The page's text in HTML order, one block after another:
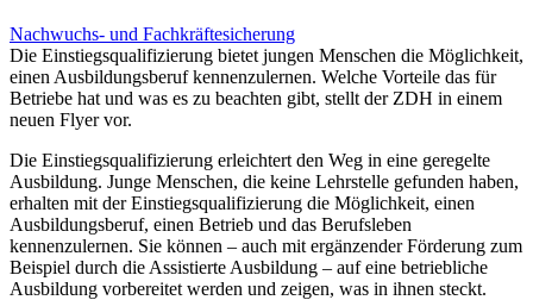
Nachwuchs- und Fachkräftesicherung
Die Einstiegsqualifizierung bietet jungen Menschen die Möglichkeit,
einen Ausbildungsberuf kennenzulernen. Welche Vorteile das für
Betriebe hat und was es zu beachten gibt, stellt der ZDH in einem
neuen Flyer vor.
Die Einstiegsqualifizierung erleichtert den Weg in eine geregelte
Ausbildung. Junge Menschen, die keine Lehrstelle gefunden haben,
erhalten mit der Einstiegsqualifizierung die Möglichkeit, einen
Ausbildungsberuf, einen Betrieb und das Berufsleben
kennenzulernen. Sie können – auch mit ergänzender Förderung zum
Beispiel durch die Assistierte Ausbildung – auf eine betriebliche
Ausbildung vorbereitet werden und zeigen, was in ihnen steckt.